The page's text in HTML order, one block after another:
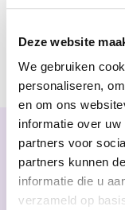
Deze website
We gebruiken
personaliseren,
en om ons
informatie over
partners voor
partners kunnen
informatie die u
verzameld op
Werk dat bij
Certificaten
Delen
Gerelateerde
Locaties